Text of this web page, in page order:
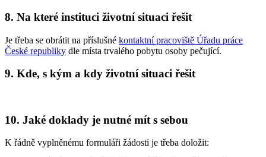
8. Na které instituci životní situaci řešit
Je třeba se obrátit na příslušné kontaktní pracoviště Úřadu práce
České republiky dle místa trvalého pobytu osoby pečující.
9. Kde, s kým a kdy životní situaci řešit
10. Jaké doklady je nutné mít s sebou
K řádně vyplněnému formuláři žádosti je třeba doložit: